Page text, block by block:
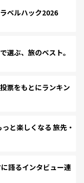
ベルハック2026
ぶ、旅のベスト。
票をもとにランキン
と楽しくなる 旅先・
語るインタビュー連